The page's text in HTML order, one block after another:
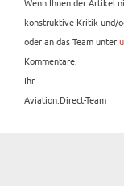
konstruktive Kritik und/
oder an das Team unter
Kommentare.
Ihr
Aviation.Direct-Team